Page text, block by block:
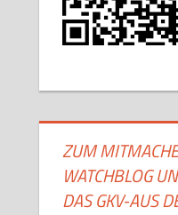
ZUM
WATCHBLOG
DAS GKV-AUS